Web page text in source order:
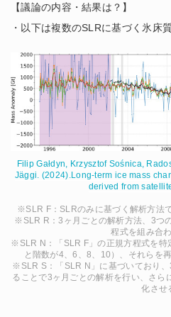
【議論の内容・結果は？】
・以下は複数のSLRに基づく氷床
Filip Gałdyn, Krzysztof Sośnica,
Jäggi. (2024).Long-term ice mass
derived from
※SLR F：SLRのみに基づく解析方法
※SLR R：3ヶ月ごとの解析方法、3つ
程式を組み合
※SLR N：「SLR F」の正規方程式を特
と階数が4、6、8、10）、それらを
※SLR S：「SLR N」に基づいており
ることで3ヶ月ごとの解析を行い、さら
化させ